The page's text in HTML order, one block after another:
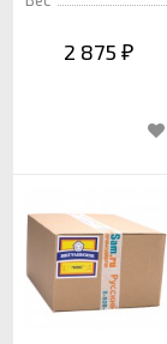
2 875 ₽